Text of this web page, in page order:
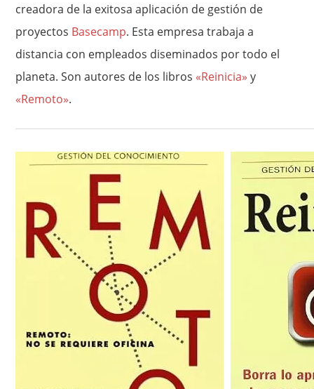
creadora de la exitosa aplicación de gestión de
proyectos Basecamp. Esta empresa trabaja a
distancia con empleados diseminados por todo el
planeta. Son autores de los libros «Reinicia» y
«Remoto».